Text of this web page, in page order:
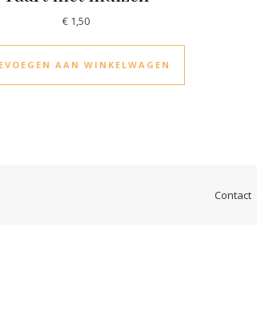
€1,50
AAN WINKELWAGEN
Contact